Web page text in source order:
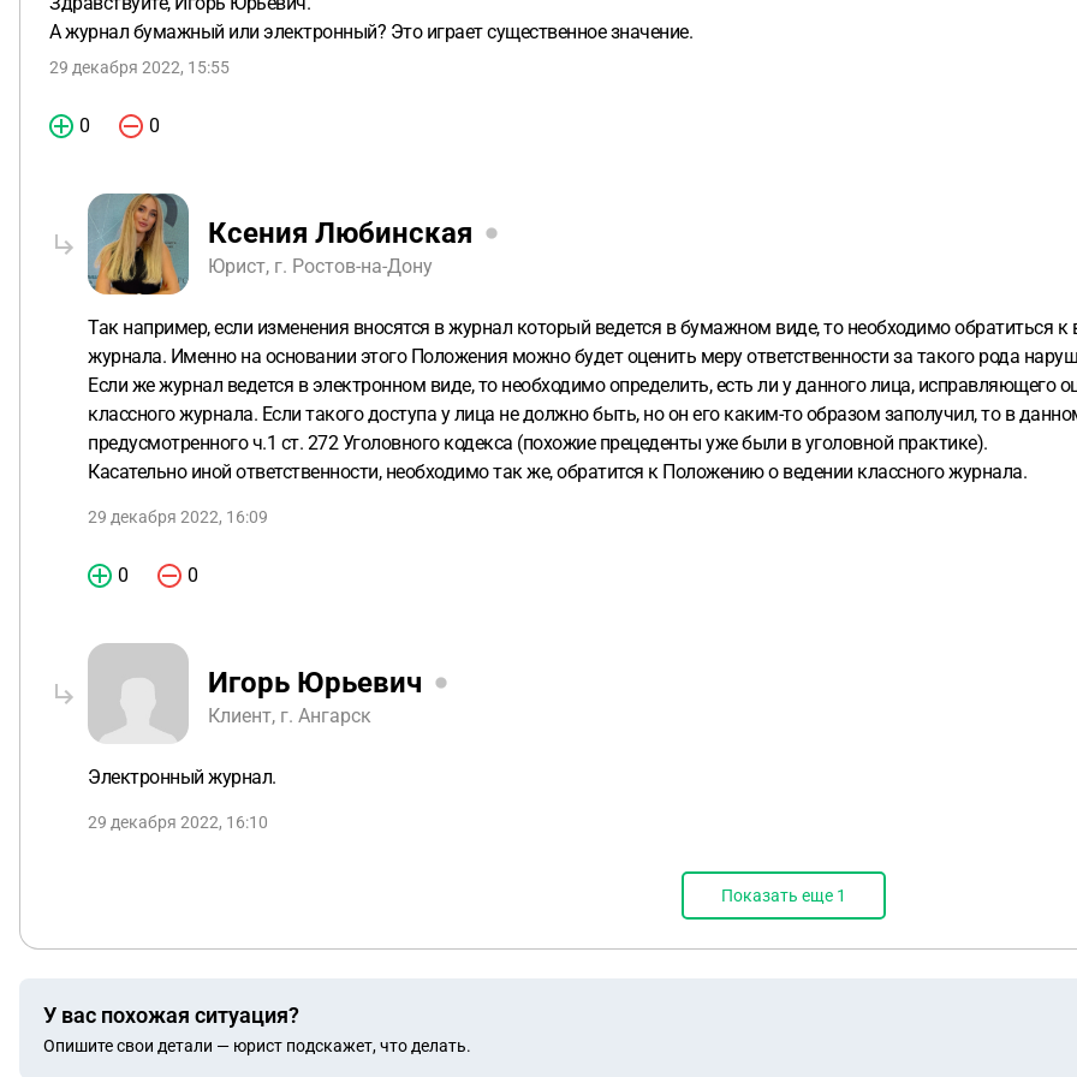
А журнал бумажный или электронный? Это играет существенное значение.
29 декабря 2022, 15:55
0 0
Ксения Любинская
Юрист, г. Ростов-на-Дону
Так например, если изменения вносятся в журнал который ведется в бумажном виде, то необходимо обратиться
журнала. Именно на основании этого Положения можно будет оценить меру ответственности за такого рода
Если же журнал ведется в электронном виде, то необходимо определить, есть ли у данного лица, исправляющего
классного журнала. Если такого доступа у лица не должно быть, но он его каким-то образом заполучил, то в
предусмотренного ч.1 ст. 272 Уголовного кодекса (похожие прецеденты уже были в уголовной практике).
Касательно иной ответственности, необходимо так же, обратится к Положению о ведении классного журнала.
29 декабря 2022, 16:09
0 0
Игорь Юрьевич
Клиент, г. Ангарск
Электронный журнал.
29 декабря 2022, 16:10
Показать еще 1
У вас похожая ситуация?
Опишите свои детали — юрист подскажет, что делать.